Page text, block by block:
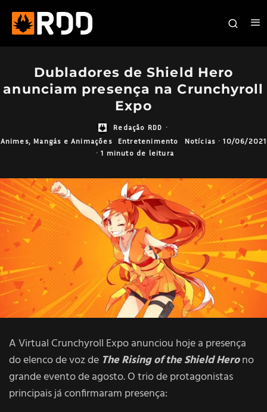
Dubladores de Shield Hero
anunciam presença na Crunchyroll
Expo
Redação RDD ·
Animes, Mangás e Animações
Entretenimento Notícias · 10/06/2021
· 1 minuto de leitura
A Virtual Crunchyroll Expo anunciou hoje a presença
do elenco de voz de The Rising of the Shield Herono
grande evento de agosto. O trio de protagonistas
principais já confirmaram presença: